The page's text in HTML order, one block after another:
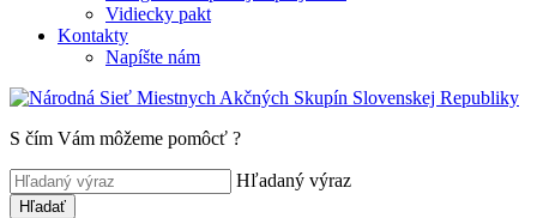
Vidiecky pakt
Kontakty
Napíšte nám
S čím Vám môžeme pomôcť ?
Hľadaný výraz
Hľadať